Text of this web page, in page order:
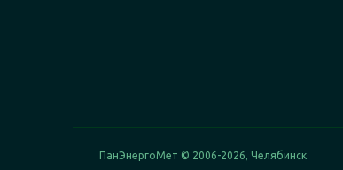
ПанЭнергоМет © 2006-2026, Челябинск